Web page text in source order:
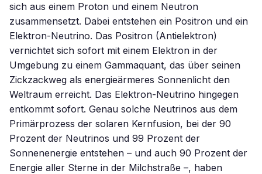
sich aus einem Proton und einem Neutron
zusammensetzt. Dabei entstehen ein Positron und ein
Elektron-Neutrino. Das Positron (Antielektron)
vernichtet sich sofort mit einem Elektron in der
Umgebung zu einem Gammaquant, das über seinen
Zickzackweg als energieärmeres Sonnenlicht den
Weltraum erreicht. Das Elektron-Neutrino hingegen
entkommt sofort. Genau solche Neutrinos aus dem
Primärprozess der solaren Kernfusion, bei der 90
Prozent der Neutrinos und 99 Prozent der
Sonnenenergie entstehen – und auch 90 Prozent der
Energie aller Sterne in der Milchstraße –, haben